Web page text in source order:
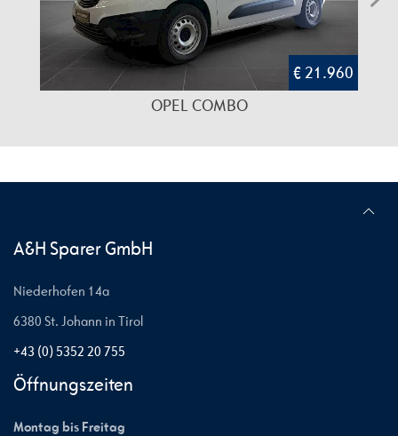
€ 21.960
OPEL COMBO
A&H Sparer GmbH
Niederhofen 14a
6380 St. Johann in Tirol
+43 (0) 5352 20 755
Öffnungszeiten
Montag bis Freitag